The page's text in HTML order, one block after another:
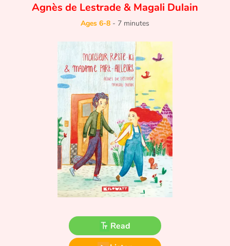
Tales and classics in french
Fable, myth, literature and poetry
Princesses and princes, kings, queens and dragons
Ogres, monsters and witches
Ecology, nature, seasons
Agnès de Lestrade & Magali Dulain
Ages 6-8 - 7 minutes
Read